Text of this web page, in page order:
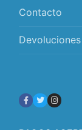
Contacto
Devoluciones